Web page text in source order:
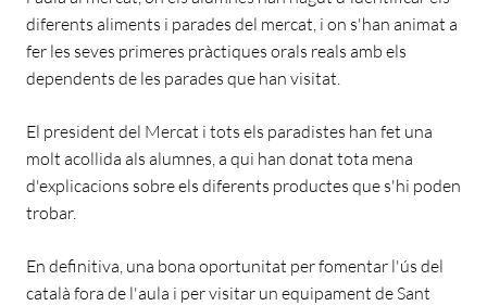
diferents aliments i parades del mercat, i on s'han animat a
fer les seves primeres pràctiques orals reals amb els
dependents de les parades que han visitat.
El president del Mercat i tots els paradistes han fet una
molt acollida als alumnes, a qui han donat tota mena
d'explicacions sobre els diferents productes que s'hi poden
trobar.
En definitiva, una bona oportunitat per fomentar l'ús del
català fora de l'aula i per visitar un equipament de Sant